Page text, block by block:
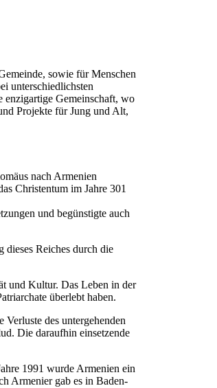
sowie für Menschen
unterschiedlichsten
Gemeinschaft, wo
Projekte für Jung und Alt,
nach Armenien
Christentum im Jahre 301
und begünstigte auch
Reiches durch die
und Kultur. Das Leben in der
überlebt haben.
des untergehenden
Die daraufhin einsetzende
1991 wurde Armenien ein
Armenier gab es in Baden-